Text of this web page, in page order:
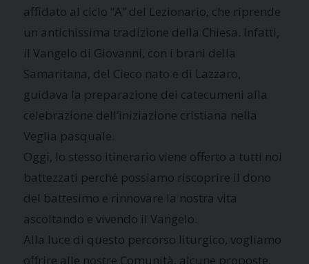
affidato al ciclo “A” del Lezionario, che riprende
un antichissima tradizione della Chiesa. Infatti,
il Vangelo di Giovanni, con i brani della
Samaritana, del Cieco nato e di Lazzaro,
guidava la preparazione dei catecumeni alla
celebrazione dell’iniziazione cristiana nella
Veglia pasquale.
Oggi, lo stesso itinerario viene offerto a tutti noi
battezzati perché possiamo riscoprire il dono
del battesimo e rinnovare la nostra vita
ascoltando e vivendo il Vangelo.
Alla luce di questo percorso liturgico, vogliamo
offrire alle nostre Comunità, alcune proposte,